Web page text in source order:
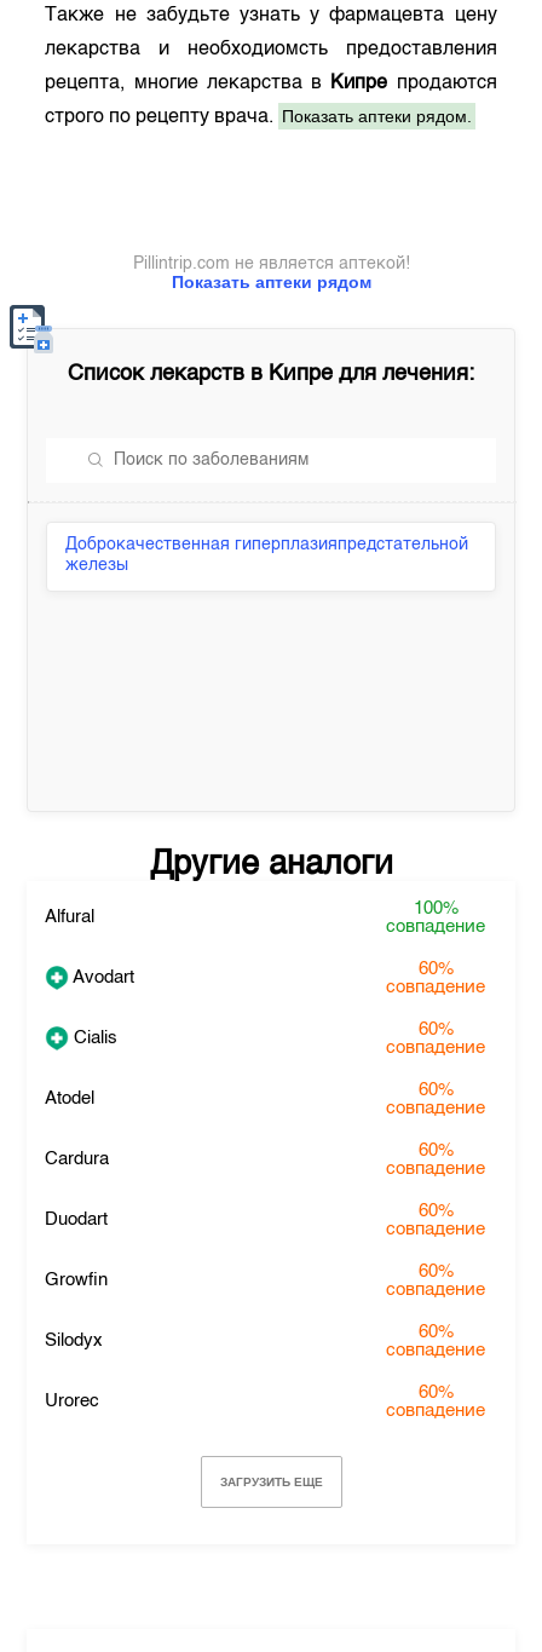
Также не забудьте узнать у фармацевта цену
лекарства и необходиомсть предоставления
рецепта, многие лекарства в
Кипре продаются
строго по рецепту врача. Показать аптеки рядом.
Показать аптеки рядом
Pillintrip.com не является аптекой!
Список лекарств в Кипре для лечения:
Доброкачественная гиперплазияпредстательной
железы
Другие аналоги
Alfural
100%
совпадение
Avodart
60%
совпадение
Cialis
60%
совпадение
Atodel
60%
совпадение
Cardura
60%
совпадение
Duodart
60%
совпадение
Growfin
60%
совпадение
Silodyx
60%
совпадение
Urorec
60%
совпадение
ЗАГРУЗИТЬ ЕЩЕ